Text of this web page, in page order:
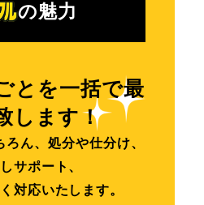
の魅力
とを一括で最
します！
ん、処分や仕分け、
サポート、
対応いたします。